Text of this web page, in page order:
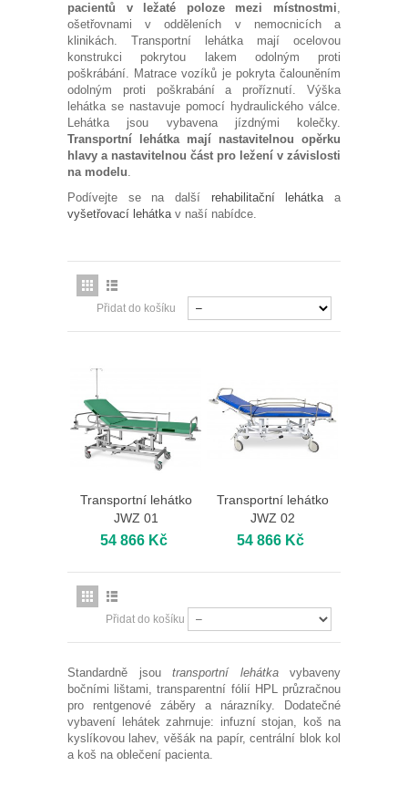
Můj účet
Obchodní podmínky
Kontakt
STAŇTE SE DISTRIBUTOREM
pacientů v ležaté poloze mezi místnostmi,
ošetřovnami v odděleních v nemocnicích a
klinikách. Transportní lehátkamají ocelovou
konstrukci pokrytou lakem odolným proti
poškrábání. Matrace vozíků je pokryta čalouněním
odolným proti poškrabání a proříznutí. Výška
lehátka se nastavuje pomocí hydraulického válce.
Lehátka jsou vybavena jízdnými kolečky.
Transportní lehátka mají nastavitelnou opěrku
hlavy a nastavitelnou část pro ležení v závislosti
na modelu.
Podívejte se na další rehabilitační lehátkaa
vyšetřovací lehátkav naší nabídce.
Přidat do košíku
Transportní lehátko
JWZ 01
54 866 Kč
Transportní lehátko
JWZ 02
54 866 Kč
Přidat do košíku
Standardně jsou transportní lehátkavybaveny
bočními lištami, transparentní fólií HPL průzračnou
pro rentgenové záběry a nárazníky. Dodatečné
vybavení lehátek zahrnuje: infuzní stojan, koš na
kyslíkovou lahev, věšák na papír, centrální blok kol
a koš na oblečení pacienta.